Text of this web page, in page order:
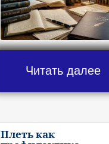
Читать далее
Плеть как